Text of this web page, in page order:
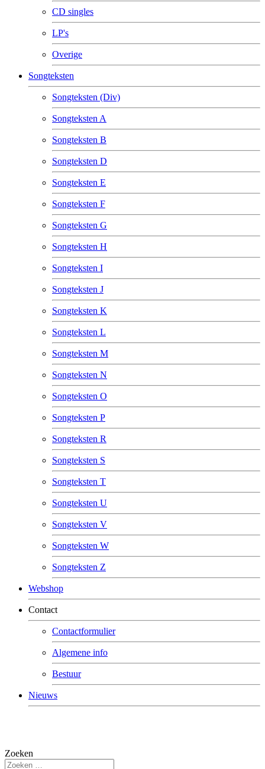
CD singles
LP's
Overige
Songteksten
Songteksten (Div)
Songteksten A
Songteksten B
Songteksten D
Songteksten E
Songteksten F
Songteksten G
Songteksten H
Songteksten I
Songteksten J
Songteksten K
Songteksten L
Songteksten M
Songteksten N
Songteksten O
Songteksten P
Songteksten R
Songteksten S
Songteksten T
Songteksten U
Songteksten V
Songteksten W
Songteksten Z
Webshop
Contact
Contactformulier
Algemene info
Bestuur
Nieuws
Zoeken